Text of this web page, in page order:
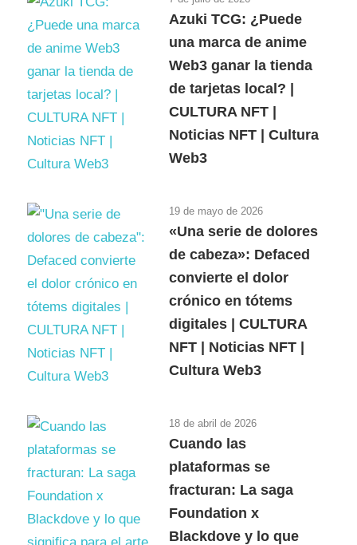
Azuki TCG: ¿Puede
una marca de anime
Web3 ganar la tienda
de tarjetas local? |
CULTURA NFT |
Noticias NFT | Cultura
Web3
19 de mayo de 2026
«Una serie de dolores
de cabeza»: Defaced
convierte el dolor
crónico en tótems
digitales | CULTURA
NFT | Noticias NFT |
Cultura Web3
18 de abril de 2026
Cuando las
plataformas se
fracturan: La saga
Foundation x
Blackdove y lo que